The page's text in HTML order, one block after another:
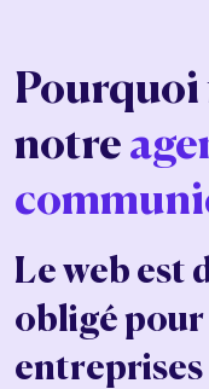
Pourquoi
notre
Le web est
obligé pour
entreprises